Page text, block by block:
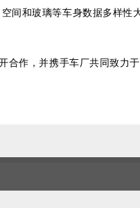
间和玻璃等车身数据多样性
合作，并携手车厂共同致力